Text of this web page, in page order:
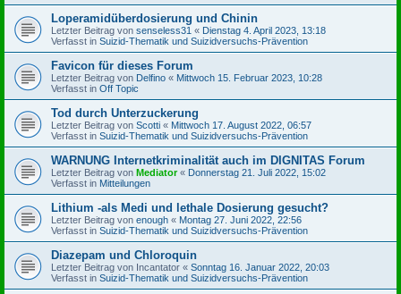
Loperamidüberdosierung und Chinin
Letzter Beitrag von senseless31 « Dienstag 4. April 2023, 13:18
Verfasst in Suizid-Thematik und Suizidversuchs-Prävention
Favicon für dieses Forum
Letzter Beitrag von Delfino « Mittwoch 15. Februar 2023, 10:28
Verfasst in Off Topic
Tod durch Unterzuckerung
Letzter Beitrag von Scotti « Mittwoch 17. August 2022, 06:57
Verfasst in Suizid-Thematik und Suizidversuchs-Prävention
WARNUNG Internetkriminalität auch im DIGNITAS Forum
Letzter Beitrag von Mediator« Donnerstag 21. Juli 2022, 15:02
Verfasst in Mitteilungen
Lithium -als Medi und lethale Dosierung gesucht?
Letzter Beitrag von enough « Montag 27. Juni 2022, 22:56
Verfasst in Suizid-Thematik und Suizidversuchs-Prävention
Diazepam und Chloroquin
Letzter Beitrag von Incantator « Sonntag 16. Januar 2022, 20:03
Verfasst in Suizid-Thematik und Suizidversuchs-Prävention